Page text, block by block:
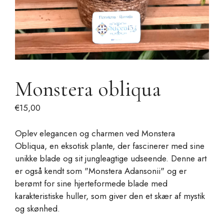
Monstera obliqua
€15,00
Oplev elegancen og charmen ved Monstera
Obliqua, en eksotisk plante, der fascinerer med sine
unikke blade og sit jungleagtige udseende. Denne art
er også kendt som "Monstera Adansonii" og er
berømt for sine hjerteformede blade med
karakteristiske huller, som giver den et skær af mystik
og skønhed.